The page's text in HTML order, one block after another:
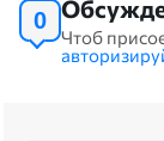
0
Чтоб